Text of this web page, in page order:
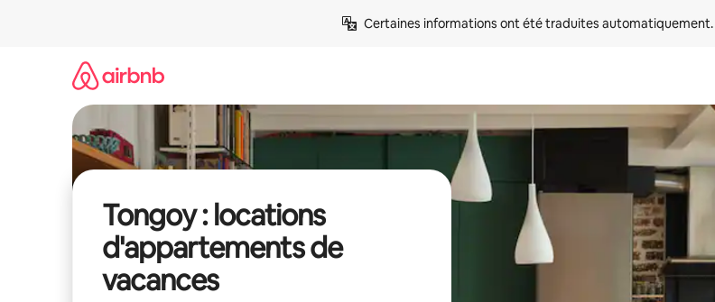
Certaines informations ont été traduites automatiquement.
Tongoy : locations
d'appartements de
vacances